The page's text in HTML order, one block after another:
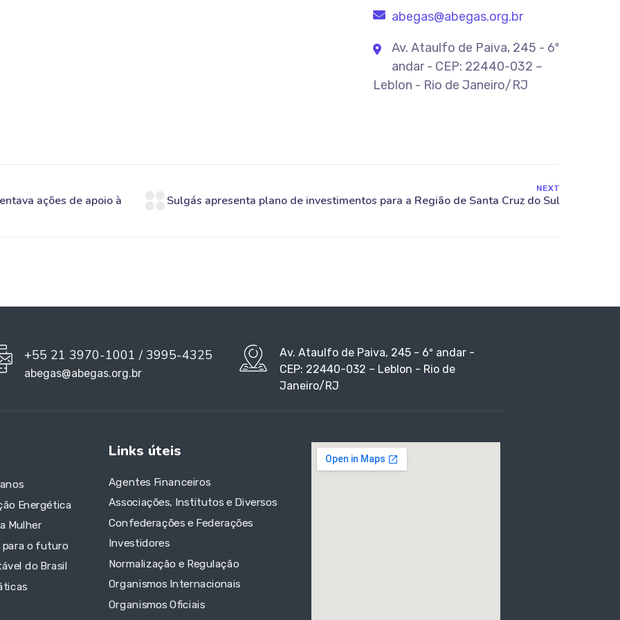
abegas@abegas.org.br
Av. Ataulfo de Paiva, 245 - 6º
andar - CEP: 22440-032 –
Leblon - Rio de Janeiro/RJ
NEXT
+55 21 3970-1001 / 3995-4325
abegas@abegas.org.br
Av. Ataulfo de Paiva, 245 - 6º andar -
CEP: 22440-032 – Leblon - Rio de
Janeiro/RJ
Energética
Mulher
para o futuro
do Brasil
Links úteis
Agentes Financeiros
Associações, Institutos e Diversos
Confederações e Federações
Investidores
Normalização e Regulação
Organismos Internacionais
Organismos Oficiais